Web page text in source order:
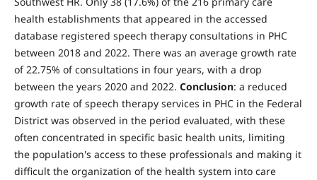
health establishments that appeared in the accessed
database registered speech therapy consultations in PHC
between 2018 and 2022. There was an average growth rate
of 22.75% of consultations in four years, with a drop
between the years 2020 and 2022. Conclusion: a reduced
growth rate of speech therapy services in PHC in the Federal
District was observed in the period evaluated, with these
often concentrated in specific basic health units, limiting
the population's access to these professionals and making it
difficult the organization of the health system into care